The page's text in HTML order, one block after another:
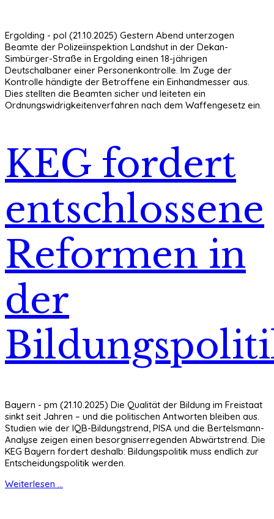
Ergolding - pol (21.10.2025) Gestern Abend unterzogen
Beamte der Polizeiinspektion Landshut in der Dekan-
Simbürger-Straße in Ergolding einen 18-jährigen
Deutschalbaner einer Personenkontrolle. Im Zuge der
Kontrolle händigte der Betroffene ein Einhandmesser aus.
Dies stellten die Beamten sicher und leiteten ein
Ordnungswidrigkeitenverfahren nach dem Waffengesetz ein.
KEG fordert
entschlossene
Reformen in
der
Bayern - pm (21.10.2025) Die Qualität der Bildung im Freistaat
sinkt seit Jahren – und die politischen Antworten bleiben aus.
Studien wie der IQB-Bildungstrend, PISA und die Bertelsmann-
Analyse zeigen einen besorgniserregenden Abwärtstrend. Die
KEG Bayern fordert deshalb: Bildungspolitik muss endlich zur
Entscheidungspolitik werden.
Weiterlesen ...